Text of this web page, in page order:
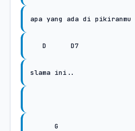
apa yang ada di pikiranmu
D D7
slama ini..
G